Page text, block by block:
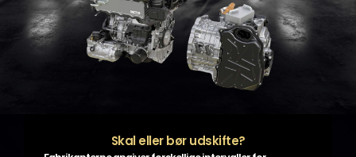
Skal eller bør udskifte?